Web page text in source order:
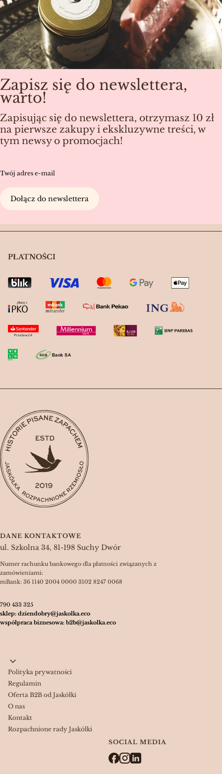
Zapisz się do newslettera,
warto!
Zapisując się do newslettera, otrzymasz 10 zł
na pierwsze zakupy i ekskluzywne treści, w
tym newsy o promocjach!
Twój adres e-mail
Dołącz do newslettera
PŁATNOŚCI
DANE KONTAKTOWE
ul. Szkolna 34, 81-198 Suchy Dwór
Numer rachunku bankowego dla płatności związanych z
zamówieniami:
mBank: 36 1140 2004 0000 3102 8247 0068
790 433 325
sklep: dziendobry@jaskolka.eco
współpraca biznesowa: b2b@jaskolka.eco
Linki w stopce
Polityka prywatności
Regulamin
Oferta B2B od Jaskółki
O nas
Kontakt
Rozpachnione rady Jaskółki
SOCIAL MEDIA